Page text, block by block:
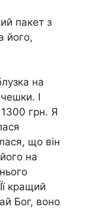
пакет з
його,
на
І
грн. Я
що він
на
кращий
Бог, воно